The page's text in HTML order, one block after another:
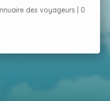
des voyageurs
0